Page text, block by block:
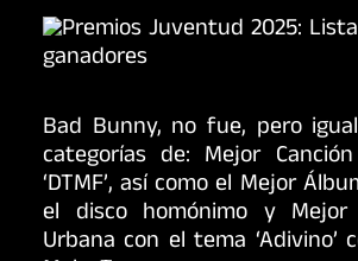
Bad Bunny, no fue, pero
categorías de: Mejor
‘DTMF’, así como el Mejor
el disco homónimo y Mejor
Urbana con el tema ‘Adivino’